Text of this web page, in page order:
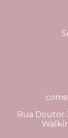
Rua Doutor